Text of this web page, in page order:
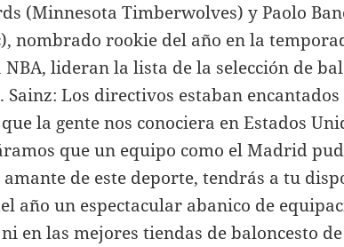
(Minnesota Timberwolves) y Paolo
nombrado rookie del año en la
NBA, lideran la lista de la selección de
Sainz: Los directivos estaban
la gente nos conociera en Estados
que un equipo como el Madrid
amante de este deporte, tendrás a tu
año un espectacular abanico de
en las mejores tiendas de baloncesto